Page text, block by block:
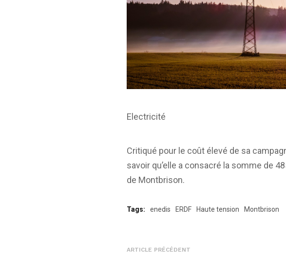
Electricité
Critiqué pour le coût élevé de sa
savoir qu’elle a consacré la somme de
de Montbrison.
Tags: enedis ERDF Haute tension Montbrison
ARTICLE PRÉCÉDENT